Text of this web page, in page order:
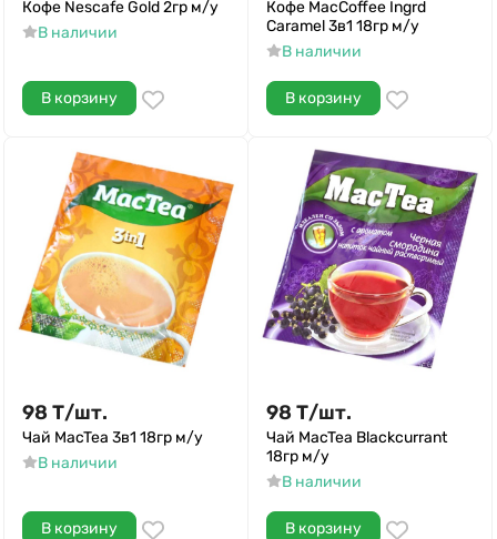
Кофе Nescafe Gold 2гр м/у
В наличии
В корзину
Кофе MacCoffee Ingrd
Caramel 3в1 18гр м/у
В наличии
В корзину
98 Т/шт.
Чай MacTea 3в1 18гр м/у
В наличии
В корзину
98 Т/шт.
Чай MacTea Blackcurrant
18гр м/у
В наличии
В корзину